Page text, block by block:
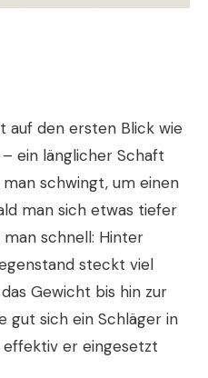
auf den ersten Blick wie
ein länglicher Schaft
schwingt, um einen
man sich etwas tiefer
schnell: Hinter
steckt viel
Gewicht bis hin zur
gut sich ein Schläger in
er eingesetzt